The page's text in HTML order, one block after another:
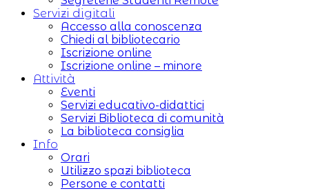
Servizi digitali
Accesso alla conoscenza
Chiedi al bibliotecario
Iscrizione online
Iscrizione online – minore
Attività
Eventi
Servizi educativo-didattici
Servizi Biblioteca di comunità
La biblioteca consiglia
Info
Orari
Utilizzo spazi biblioteca
Persone e contatti